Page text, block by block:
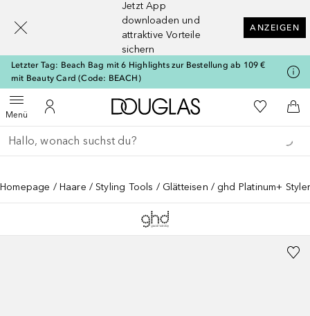
Jetzt App
downloaden und
attraktive Vorteile
sichern
ANZEIGEN
Letzter Tag: Beach Bag mit 6 Highlights zur Bestellung ab 109 €
mit Beauty Card (Code: BEACH)
MenüMenü öffnenZu Meinem Kundenkonto
Zur Douglas Startseite
Zu Meiner
Gehe zurück
Suche ausführen
Homepage Haare Styling Tools Glätteisen ghd Platinum+
[navigation.slideout.screenreader]